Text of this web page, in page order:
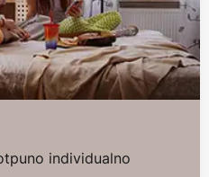
individualno